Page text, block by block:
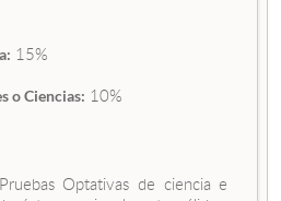
15%
o Ciencias: 10%
Optativas de ciencia e